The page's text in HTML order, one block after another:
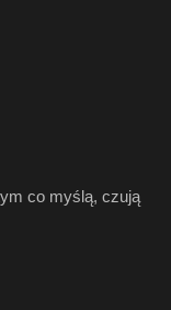
co myślą, czują